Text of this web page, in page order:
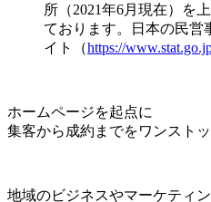
所（2021年6月現在）を
ております。日本の民営
イト（https://
ホームページを起点に
集客から成約までをワンスト
地域のビジネスやマーケティ